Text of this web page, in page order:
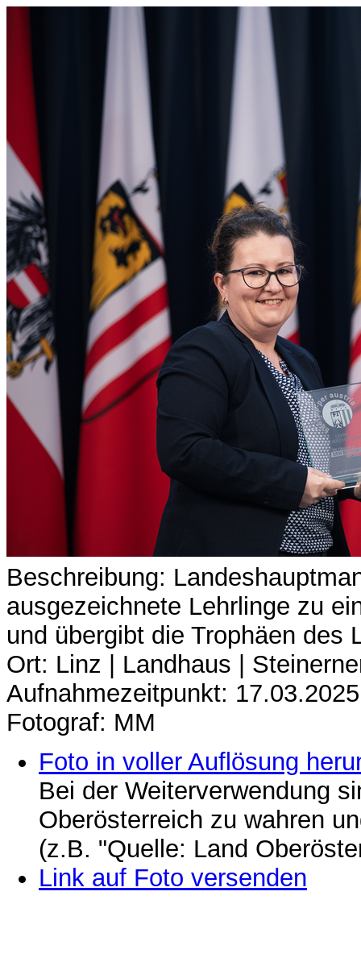
Beschreibung:
ausgezeichnete Lehrlinge zu
und übergibt die Trophäen des
Ort: Linz | Landhaus |
Aufnahmezeitpunkt: 17.03.2025
Fotograf: MM
Foto in voller Auflösung
Bei der Weiterverwendung
Oberösterreich zu wahren
(z.B. "Quelle: Land
Link auf Foto versenden